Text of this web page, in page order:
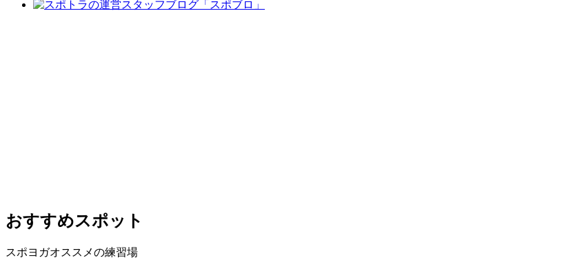
おすすめスポット
スポヨガオススメの練習場